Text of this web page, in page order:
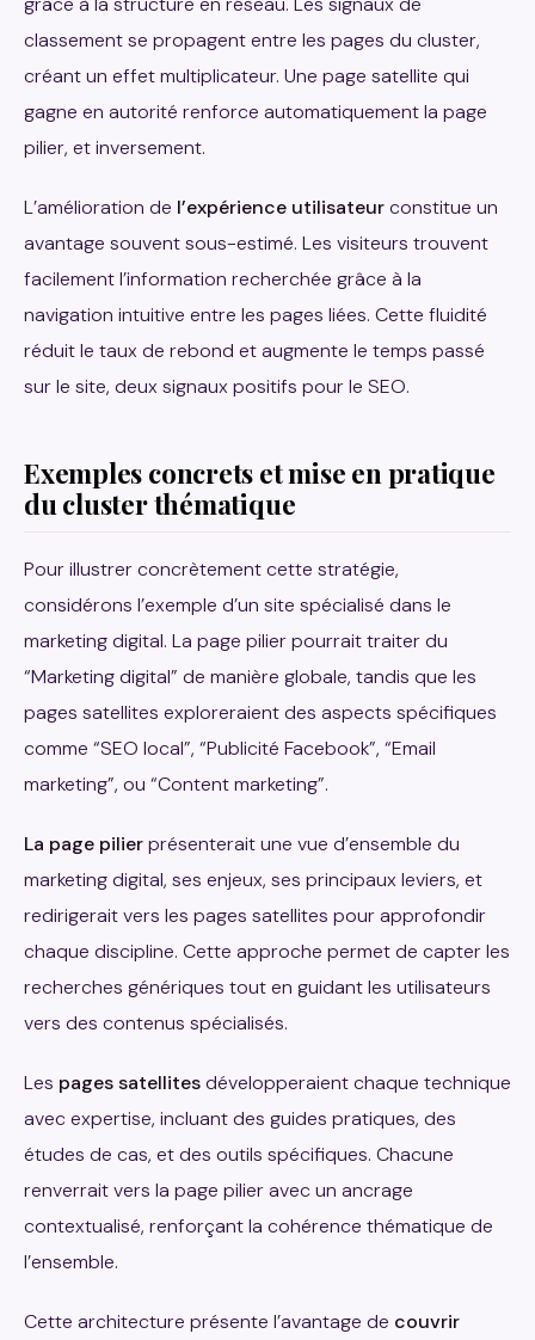
classement se propagent entre les pages du cluster,
créant un effet multiplicateur. Une page satellite qui
gagne en autorité renforce automatiquement la page
pilier, et inversement.
L’amélioration de l’expérience utilisateurconstitue un
avantage souvent sous-estimé. Les visiteurs trouvent
facilement l’information recherchée grâce à la
navigation intuitive entre les pages liées. Cette fluidité
réduit le taux de rebond et augmente le temps passé
sur le site, deux signaux positifs pour le SEO.
Exemples concrets et mise en pratique
du cluster thématique
Pour illustrer concrètement cette stratégie,
considérons l’exemple d’un site spécialisé dans le
marketing digital. La page pilier pourrait traiter du
“Marketing digital” de manière globale, tandis que les
pages satellites exploreraient des aspects spécifiques
comme “SEO local”, “Publicité Facebook”, “Email
marketing”, ou “Content marketing”.
La page pilierprésenterait une vue d’ensemble du
marketing digital, ses enjeux, ses principaux leviers, et
redirigerait vers les pages satellites pour approfondir
chaque discipline. Cette approche permet de capter les
recherches génériques tout en guidant les utilisateurs
vers des contenus spécialisés.
Les pages satellitesdévelopperaient chaque technique
avec expertise, incluant des guides pratiques, des
études de cas, et des outils spécifiques. Chacune
renverrait vers la page pilier avec un ancrage
contextualisé, renforçant la cohérence thématique de
l’ensemble.
Cette architecture présente l’avantage de couvrir